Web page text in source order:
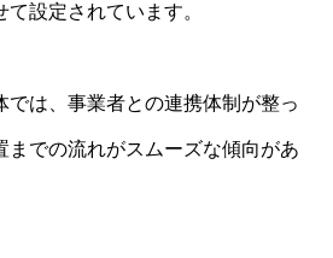
設定されています。
では、事業者との連携体制が整っ
までの流れがスムーズな傾向があ